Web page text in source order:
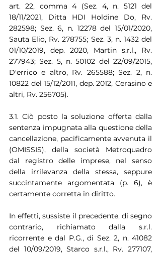
art. 22, comma 4 (Sez. 4, n. 5121 del
18/11/2021, Ditta HDI Holdine Do, Rv.
282598; Sez. 6, n. 12278 del 15/01/2020,
Sauta Elio, Rv. 278755; Sez. 3, n. 1432 del
01/10/2019, dep. 2020, Martin s.r.l., Rv.
277943; Sez. 5, n. 50102 del 22/09/2015,
D'errico e altro, Rv. 265588; Sez. 2, n.
10822 del 15/12/2011, dep. 2012, Cerasino e
altri, Rv. 256705).
3.1. Ciò posto la soluzione offerta dalla
sentenza impugnata alla questione della
cancellazione, pacificamente avvenuta il
(OMISSIS), della società Metroquadro
dal registro delle imprese, nel senso
della irrilevanza della stessa, seppure
succintamente argomentata (p. 6), è
certamente corretta in diritto.
In effetti, sussiste il precedente, di segno
contrario, richiamato dalla s.r.l.
ricorrente e dal P.G., di Sez. 2, n. 41082
del 10/09/2019, Starco s.r.l., Rv. 277107,